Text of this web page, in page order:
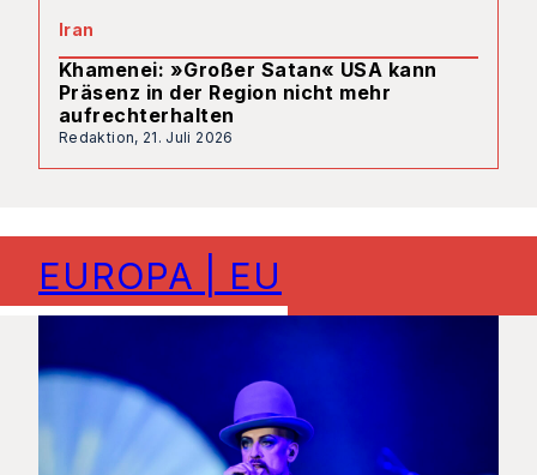
Iran
Khamenei: »Großer Satan« USA kann
Präsenz in der Region nicht mehr
aufrechterhalten
Redaktion, 21. Juli 2026
EUROPA | EU